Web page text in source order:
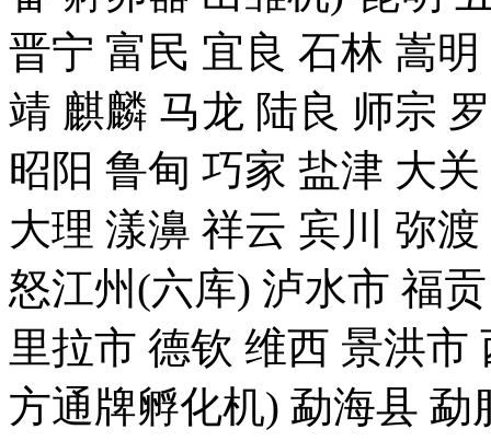
晋宁 富民 宜良 石林 嵩
靖 麒麟 马龙 陆良 师宗
昭阳 鲁甸 巧家 盐津 大
大理 漾濞 祥云 宾川 弥
怒江州(六库) 泸水市 福
里拉市 德钦 维西 景洪
方通牌孵化机) 勐海县